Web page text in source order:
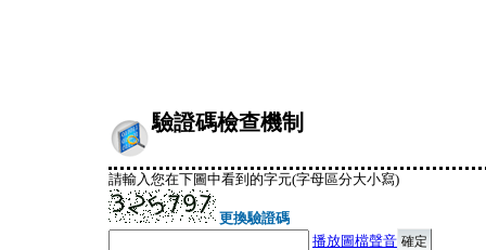
驗證碼檢查機制
請輸入您在下圖中看到的字元(字母區分大小寫)
更換驗證碼
播放圖檔聲音